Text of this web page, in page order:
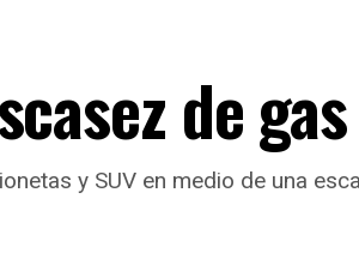
de gas
y SUV en medio de una